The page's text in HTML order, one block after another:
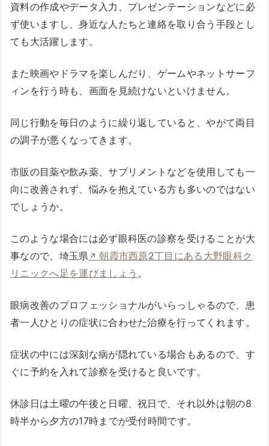
資料の作成やデータ入力、プレゼンテーションなどに必
ず使いますし、身近な人たちと連絡を取り合う手段とし
ても大活躍します。
また映画やドラマを楽しんだり、ゲームやネットサーフ
ィンを行う時も、画面を見続けないといけません。
同じ行動を毎日のように繰り返していると、やがて両目
の調子が悪くなってきます。
市販の目薬や飲み薬、サプリメントなどを使用しても一
向に改善されず、悩みを抱えている方も多いのではない
でしょうか。
このような場合には必ず眼科医の診察を受けることが大
事なので、埼玉県
朝霞市西原2丁目にある大野眼科ク
リニックへ足を運びましょう 。
眼病改善のプロフェッショナルがいらっしゃるので、患
者一人ひとりの症状に合わせた治療を行ってくれます。
症状の中には深刻な病が隠れている場合もあるので、す
ぐに予約を入れて診察を受けると良いです。
休診日は土曜の午後と日曜、祝日で、それ以外は朝の8
時半から夕方の17時までが受付時間です。